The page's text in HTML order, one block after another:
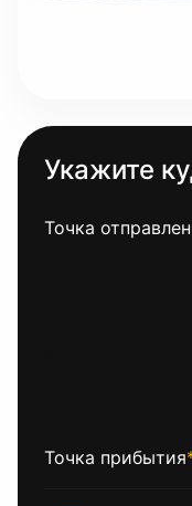
Укажите
Точка
Точка прибытия